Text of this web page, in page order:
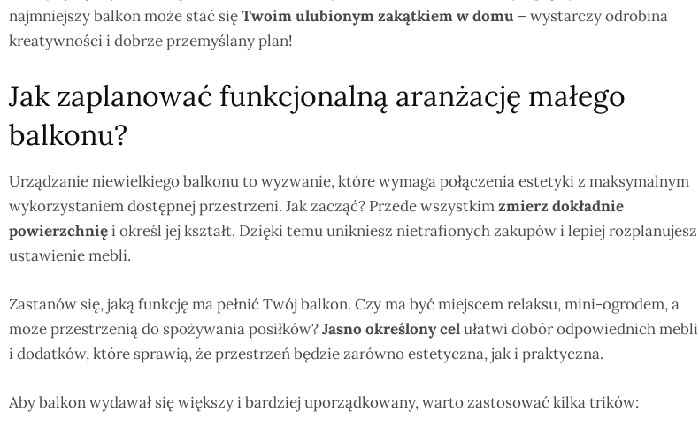
najmniejszy balkon może stać sięTwoim ulubionym zakątkiem w domu – wystarczy odrobina
kreatywności i dobrze przemyślany plan!
Jak zaplanować funkcjonalną aranżację małego
balkonu?
Urządzanie niewielkiego balkonu to wyzwanie, które wymaga połączenia estetyki z maksymalnym
wykorzystaniem dostępnej przestrzeni. Jak zacząć? Przede wszystkimzmierz dokładnie
powierzchnięi określ jej kształt. Dzięki temu unikniesz nietrafionych zakupów i lepiej rozplanujesz
ustawienie mebli.
Zastanów się, jaką funkcję ma pełnić Twój balkon. Czy ma być miejscem relaksu, mini-ogrodem, a
może przestrzenią do spożywania posiłków?Jasno określony celułatwi dobór odpowiednich mebli
i dodatków, które sprawią, że przestrzeń będzie zarówno estetyczna, jak i praktyczna.
Aby balkon wydawał się większy i bardziej uporządkowany, warto zastosować kilka trików: